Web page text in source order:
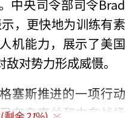
中央司令部司令Brad
，更快地为训练有素
机能力，展示了美国
对势力形成威慑。
塞斯推进的一项行动
在乌克兰和中东战场